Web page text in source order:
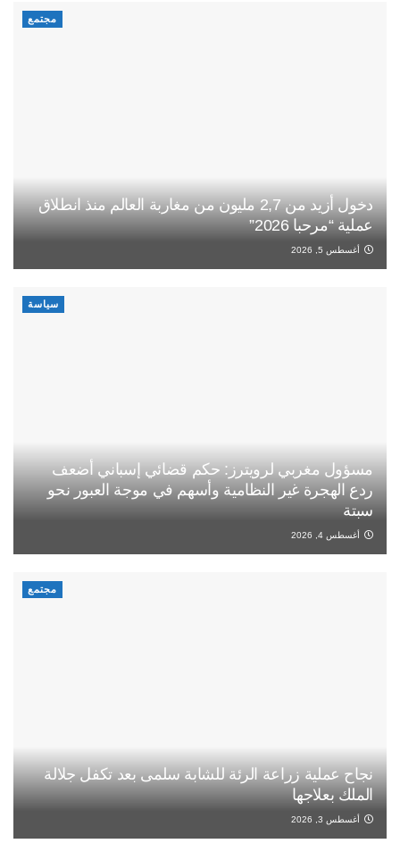
مجتمع
دخول أزيد من 2,7 مليون من مغاربة العالم منذ انطلاق
عملية “مرحبا 2026”
أغسطس 5, 2026
سياسة
مسؤول مغربي لرويترز: حكم قضائي إسباني أضعف
ردع الهجرة غير النظامية وأسهم في موجة العبور نحو
سبتة
أغسطس 4, 2026
مجتمع
نجاح عملية زراعة الرئة للشابة سلمى بعد تكفل جلالة
الملك بعلاجها
أغسطس 3, 2026